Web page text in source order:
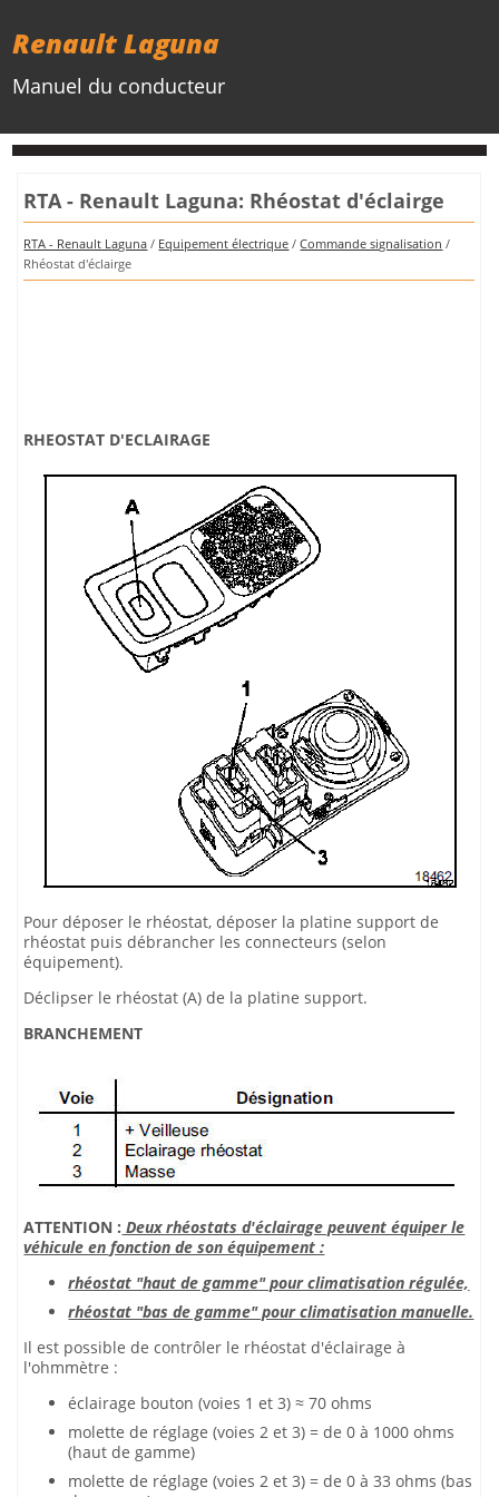
Renault Laguna
Manuel du conducteur
RTA - Renault Laguna: Rhéostat d'éclairge
RTA - Renault Laguna / Equipement électrique /Commande signalisation /
Rhéostat d'éclairge
RHEOSTAT D'ECLAIRAGE
Pour déposer le rhéostat, déposer la platine support de
rhéostat puis débrancher les connecteurs (selon
équipement).
Déclipser le rhéostat (A) de la platine support.
BRANCHEMENT
ATTENTION : Deux rhéostats d'éclairage peuvent équiper le
véhicule en fonction de son équipement :
rhéostat "haut de gamme" pour climatisation régulée,
rhéostat "bas de gamme" pour climatisation manuelle.
Il est possible de contrôler le rhéostat d'éclairage à
l'ohmmètre :
éclairage bouton (voies 1 et 3) ≈ 70 ohms
molette de réglage (voies 2 et 3) = de 0 à 1000 ohms
(haut de gamme)
molette de réglage (voies 2 et 3) = de 0 à 33 ohms (bas